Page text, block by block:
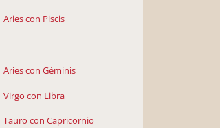
Aries con Piscis
Aries con Géminis
Virgo con Libra
Tauro con Capricornio